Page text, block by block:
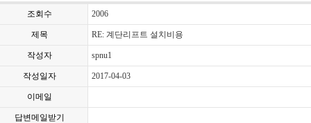
조회수 2006
제목 RE: 계단리프트 설치비용
작성자 spnu1
작성일자 2017-04-03
이메일
답변메일받기